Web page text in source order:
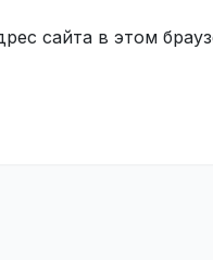
сайта в этом